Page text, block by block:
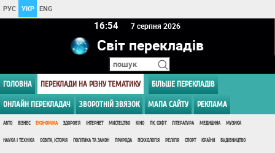
РУС УКР ENG
16 54 7 серпня 2026
Світ перекладів
ГОЛОВНА ПЕРЕКЛАДИ НА РІЗНУ ТЕМАТИКУ БІЛЬШЕ ПЕРЕКЛАДІВ
ОНЛАЙН ПЕРЕКЛАДАЧ ЗВОРОТНІЙ ЗВЯЗОК МАПА САЙТУ РЕКЛАМА
АВТО БІЗНЕС ЕКОНОМІКА ЗДОРОВ'Я ІНТЕРНЕТ МИСТЕЦТВО КІНО ПК, СОФТ ЛІТЕРАТУРА МЕДИЦИНА МУЗИКА
НАУКА І ТЕХНІКА ОСВІТА, ІСТОРІЯ ПОЛІТИКА ТА ЗАКОН ПРИРОДА ПСИХОЛОГІЯ РЕЛІГІЯ СПОРТ КРАЇНИ БУДІВНИЦТВО